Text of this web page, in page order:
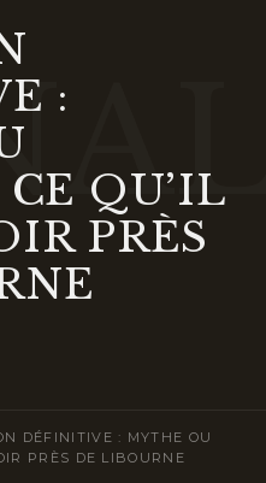
:
QU’IL
PRÈS
DÉFINITIVE : MYTHE OU
PRÈS DE LIBOURNE